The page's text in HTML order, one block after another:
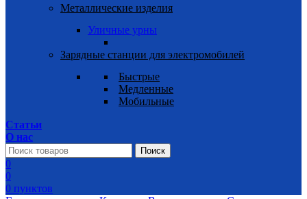
Металлические изделия
Уличные урны
Зарядные станции для электромобилей
Быстрые
Медленные
Мобильные
Статьи
О нас
Поиск
0
0
0 пунктов